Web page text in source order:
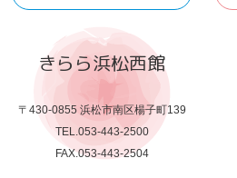
きらら浜松西館
〒430-0855 浜松市南区楊子町139
TEL.053-443-2500
FAX.053-443-2504